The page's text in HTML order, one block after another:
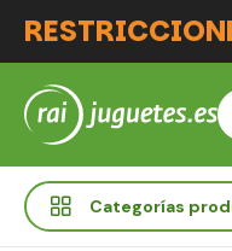
Categorías